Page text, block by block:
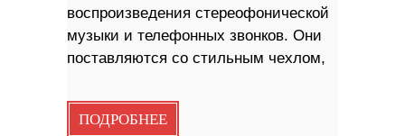
воспроизведения стереофонической
музыки и телефонных звонков. Они
поставляются со стильным чехлом,
ПОДРОБНЕЕ